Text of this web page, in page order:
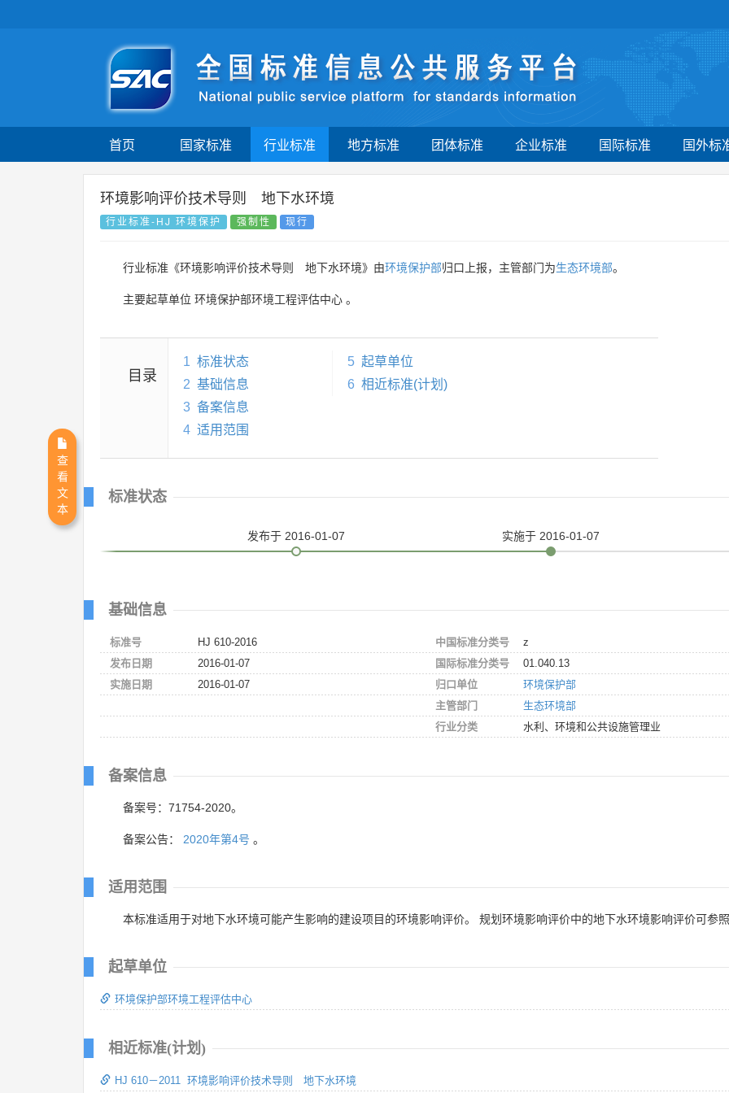
首页 国家标准 行业标准 地方标准 团体标准 企业标准 国际标准 国外标
环境影响评价技术导则 地下水环境
行业标准-HJ 环境保护 强制性 现行
行业标准《环境影响评价技术导则 地下水环境》由环境保护部归口上报，主管部门为生态环境部。
主要起草单位 环境保护部环境工程评估中心 。
目录
1 标准状态
2 基础信息
3 备案信息
4 适用范围
5 起草单位
6 相近标准(计划)
标准状态
发布于 2016-01-07 实施于 2016-01-07
基础信息
标准号
HJ 610-2016
发布日期
2016-01-07
实施日期
2016-01-07
中国标准分类号
z
国际标准分类号
01.040.13
归口单位
环境保护部
主管部门
生态环境部
行业分类
水利、环境和公共设施管理业
备案信息
备案号：71754-2020。
备案公告： 2020年第4号 。
适用范围
本标准适用于对地下水环境可能产生影响的建设项目的环境影响评价。 规划环境影响评价中的地下水环境影响评价可参
起草单位
环境保护部环境工程评估中心
相近标准(计划)
HJ 610－2011 环境影响评价技术导则 地下水环境
查
看
文
本